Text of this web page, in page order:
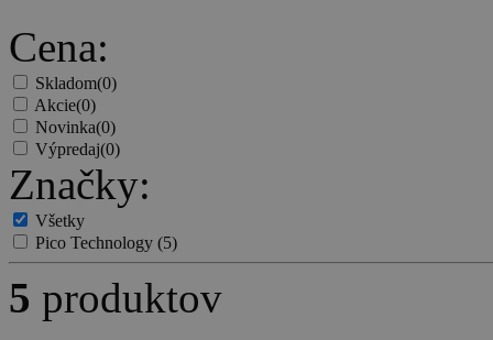
Cena:
Skladom(0)
Akcie(0)
Novinka(0)
Výpredaj(0)
Značky:
Všetky
Pico Technology (5)
5 produktov